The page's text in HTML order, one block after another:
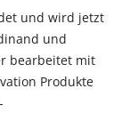
und wird jetzt
und
bearbeitet mit
Produkte